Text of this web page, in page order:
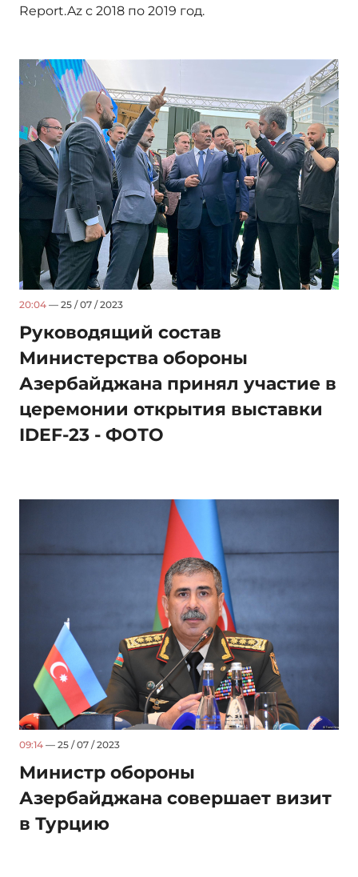
Report.Az с 2018 по 2019 год.
20:04 — 25 / 07 / 2023
Руководящий состав
Министерства обороны
Азербайджана принял участие в
церемонии открытия выставки
IDEF-23 - ФОТО
09:14 — 25 / 07 / 2023
Министр обороны
Азербайджана совершает визит
в Турцию